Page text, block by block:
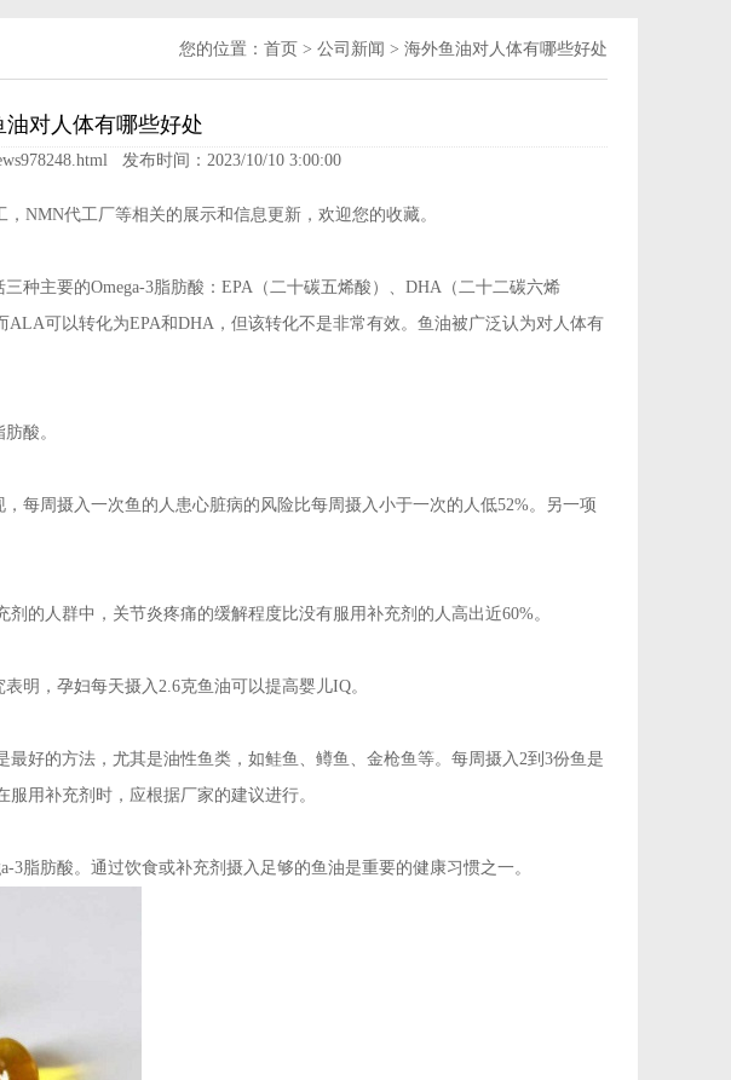
您的位置： 首页 > 公司新闻 > 海外鱼油对人体有哪些好处
油对人体有哪些好处
发布时间：2023/10/10 3:00:00
，NMN代工厂等相关的展示和信息更新，欢迎您的收藏。
主要的Omega-3脂肪酸：EPA（二十碳五烯酸）、DHA（二十二碳六烯
可以转化为EPA和DHA，但该转化不是非常有效。鱼油被广泛认为对人体有
酸。
周摄入一次鱼的人患心脏病的风险比每周摄入小于一次的人低52%。另一项
人群中，关节炎疼痛的缓解程度比没有服用补充剂的人高出近60%。
，孕妇每天摄入2.6克鱼油可以提高婴儿IQ。
的方法，尤其是油性鱼类，如鲑鱼、鳟鱼、金枪鱼等。每周摄入2到3份鱼是
用补充剂时，应根据厂家的建议进行。
肪酸。通过饮食或补充剂摄入足够的鱼油是重要的健康习惯之一。